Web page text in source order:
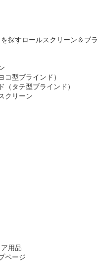
ロールスクリーン＆ブラ
コ型ブラインド）
（タテ型ブラインド）
クリーン
用品
ページ